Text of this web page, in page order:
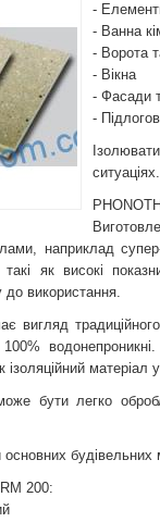
-
- Ванна
- Ворота
- Вікна
- Фасади
-
ситуаціях.
наприклад
такі як високі
до використання.
вигляд
водонепроникні.
ізоляційний
бути легко
основних
200: